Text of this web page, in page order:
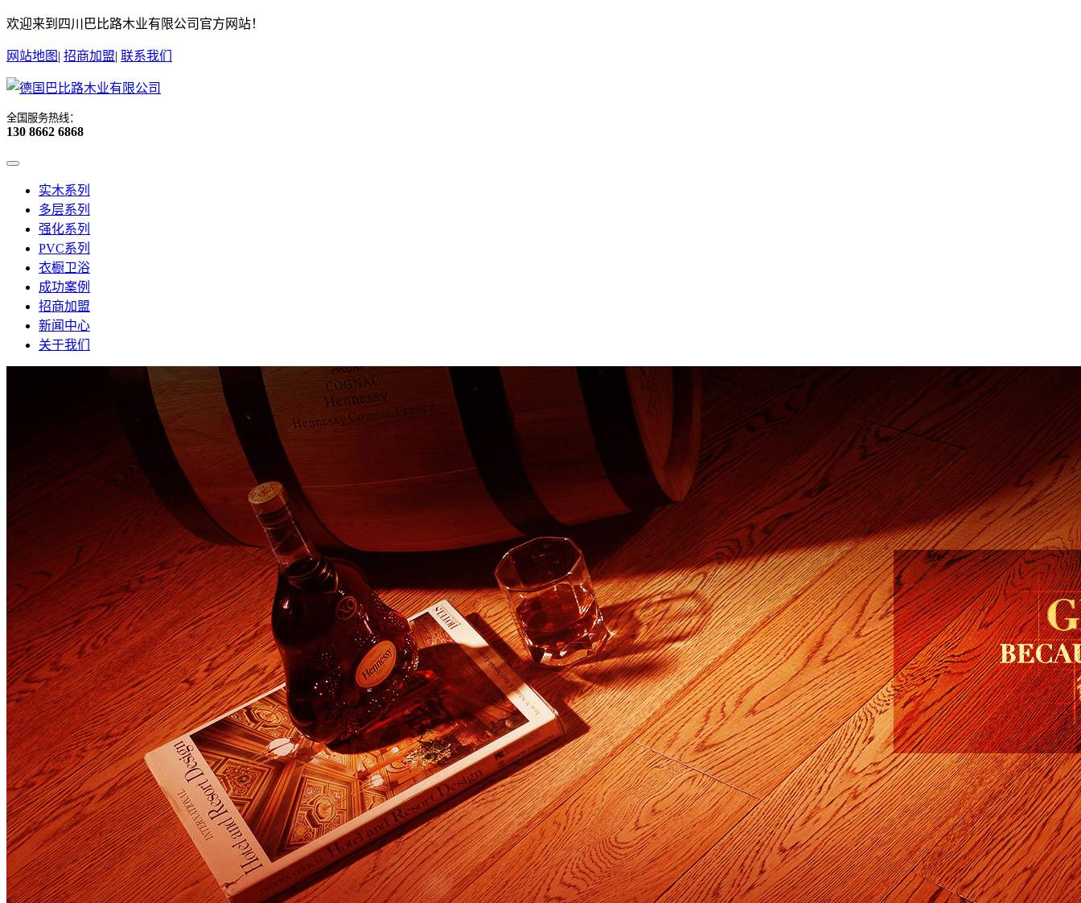
欢迎来到四川巴比路木业有限公司官方网站！
网站地图 | 招商加盟| 联系我们
全国服务热线：
130 8662 6868
实木系列
多层系列
强化系列
PVC系列
衣橱卫浴
成功案例
招商加盟
新闻中心
关于我们